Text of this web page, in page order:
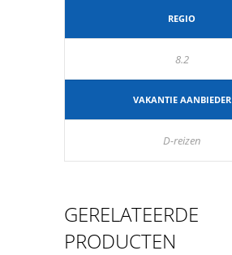
REGIO
8.2
VAKANTIE AANBIEDER
D-reizen
GERELATEERDE
PRODUCTEN